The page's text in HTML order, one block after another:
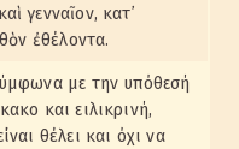
γενναῖον, κατ᾽
ἐθέλοντα.
με την υπόθεσή
και ειλικρινή,
θέλει και όχι να